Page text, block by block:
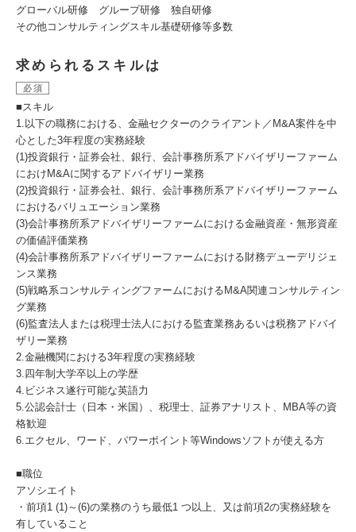
グローバル研修 グループ研修 独自研修
その他コンサルティングスキル基礎研修等多数
求められるスキルは
必須
■スキル
1.以下の職務における、金融セクターのクライアント／M&A案件を中
心とした3年程度の実務経験
(1)投資銀行・証券会社、銀行、会計事務所系アドバイザリーファーム
におけM&Aに関するアドバイザリー業務
(2)投資銀行・証券会社、銀行、会計事務所系アドバイザリーファーム
におけるバリュエーション業務
(3)会計事務所系アドバイザリーファームにおける金融資産・無形資産
の価値評価業務
(4)会計事務所系アドバイザリーファームにおける財務デューデリジェ
ンス業務
(5)戦略系コンサルティングファームにおけるM&A関連コンサルティン
グ業務
(6)監査法人または税理士法人における監査業務あるいは税務アドバイ
ザリー業務
2.金融機関における3年程度の実務経験
3.四年制大学卒以上の学歴
4.ビジネス遂行可能な英語力
5.公認会計士（日本・米国）、税理士、証券アナリスト、MBA等の資
格歓迎
6.エクセル、ワード、パワーポイント等Windowsソフトが使える方
■職位
アソシエイト
・前項1 (1)～(6)の業務のうち最低1 つ以上、又は前項2の実務経験を
有していること